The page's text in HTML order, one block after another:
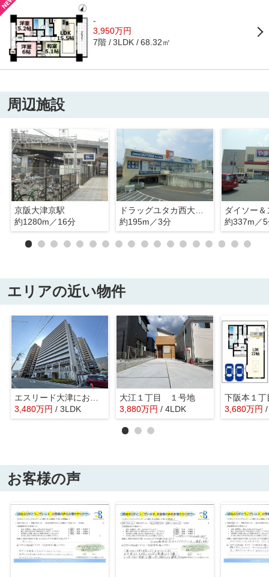
-
3,950万円
7階 3LDK 68.32㎡
周辺施設
京阪大津京駅
約1280m／16分
ドラッグユタカ西大津店
約195m／3分
約337m／
エリアの近い物件
3,480万円 / 3LDK
大江１丁目 １号地
3,880万円 / 4LDK 3,680万円
お客様の声